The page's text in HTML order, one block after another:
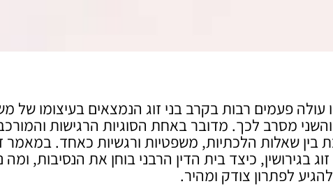
עולה פעמים רבות בקרב בני זוג הנמצאים בעיצומו של
מסרב לכך. מדובר באחת הסוגיות הרגישות
שאלות הלכתיות, משפטיות ורגשיות כאחד. במאמר
בגירושין, כיצד בית הדין הרבני בוחן את הנסיבות, ומה
לפתרון צודק ומהיר.